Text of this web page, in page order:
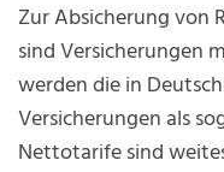
Zur Absicherung von
sind Versicherungen
werden die in
Versicherungen als
Nettotarife sind